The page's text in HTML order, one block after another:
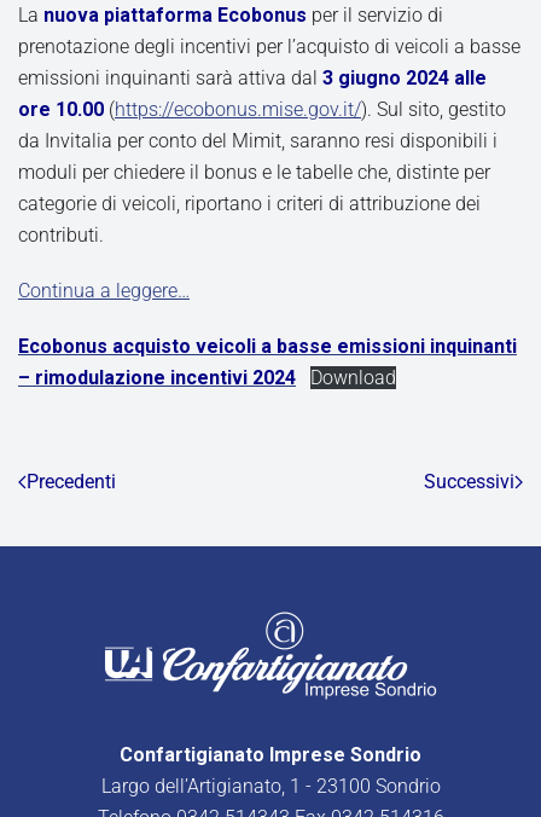
La nuova piattaforma Ecobonus per il servizio di
prenotazione degli incentivi per l’acquisto di veicoli a basse
emissioni inquinanti sarà attiva dal 3 giugno 2024 alle
ore 10.00 (https://ecobonus.mise.gov.it/). Sul sito, gestito
da Invitalia per conto del Mimit, saranno resi disponibili i
moduli per chiedere il bonus e le tabelle che, distinte per
categorie di veicoli, riportano i criteri di attribuzione dei
contributi.
Continua a leggere…
Ecobonus acquisto veicoli a basse emissioni inquinanti
– rimodulazione incentivi 2024
Download
Precedenti Successivi
Confartigianato Imprese Sondrio
Largo dell’Artigianato, 1 - 23100 Sondrio